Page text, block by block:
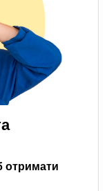
отримати